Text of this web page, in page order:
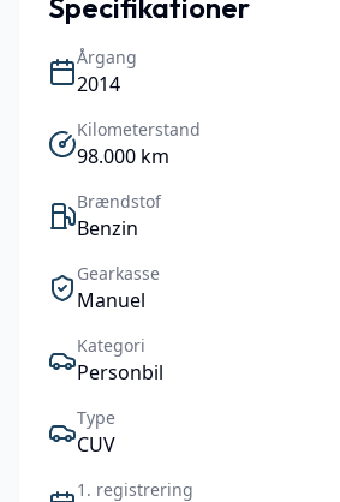
Specifikationer
Årgang
2014
Kilometerstand
98.000 km
Brændstof
Benzin
Gearkasse
Manuel
Kategori
Personbil
Type
CUV
1. registrering